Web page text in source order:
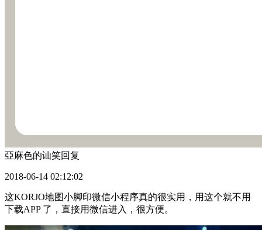
亞麻色的讪笑回复
2018-06-14 02:12:02
这KORJO地图小脚印微信小程序真的很实用，用这个就不用
下载APP 了，直接用微信进入，很方便。